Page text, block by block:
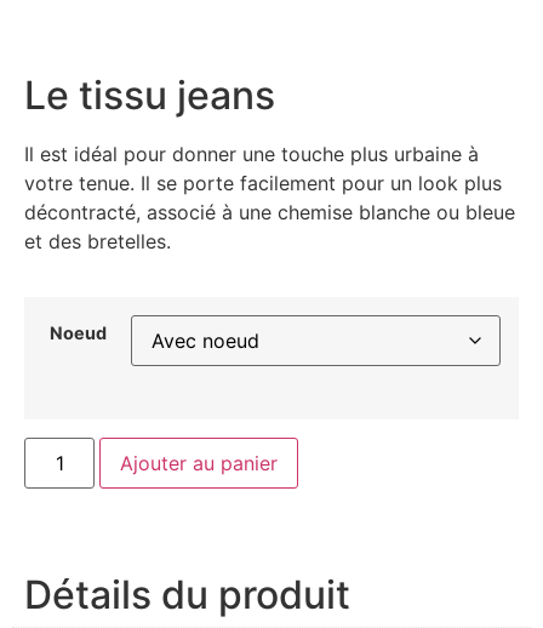
Le tissu jeans
Il est idéal pour donner une touche plus urbaine à
votre tenue. Il se porte facilement pour un look plus
décontracté, associé à une chemise blanche ou bleue
et des bretelles.
Noeud
Ajouter au panier
Détails du produit